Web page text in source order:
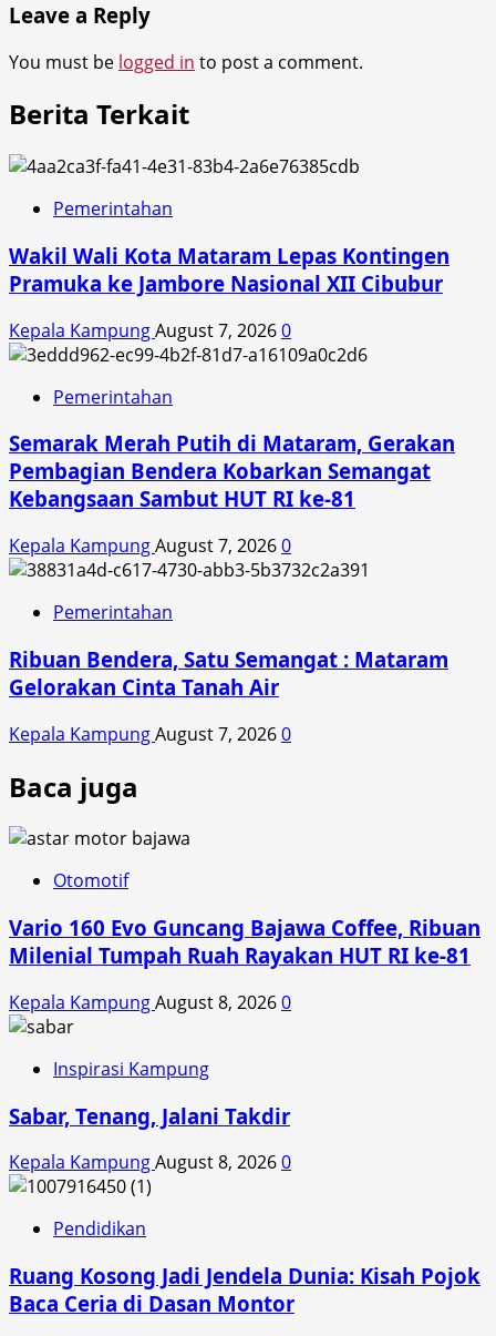
Leave a Reply
You must be logged in to post a comment.
Berita Terkait
Pemerintahan
Wakil Wali Kota Mataram Lepas Kontingen
Pramuka ke Jambore Nasional XII Cibubur
Kepala KampungAugust 7, 20260
Pemerintahan
Semarak Merah Putih di Mataram, Gerakan
Pembagian Bendera Kobarkan Semangat
Kebangsaan Sambut HUT RI ke-81
Kepala KampungAugust 7, 20260
Pemerintahan
Ribuan Bendera, Satu Semangat : Mataram
Gelorakan Cinta Tanah Air
Kepala KampungAugust 7, 20260
Baca juga
Otomotif
Vario 160 Evo Guncang Bajawa Coffee, Ribuan
Milenial Tumpah Ruah Rayakan HUT RI ke-81
Kepala KampungAugust 8, 20260
Inspirasi Kampung
Sabar, Tenang, Jalani Takdir
Kepala KampungAugust 8, 20260
Pendidikan
Ruang Kosong Jadi Jendela Dunia: Kisah Pojok
Baca Ceria di Dasan Montor